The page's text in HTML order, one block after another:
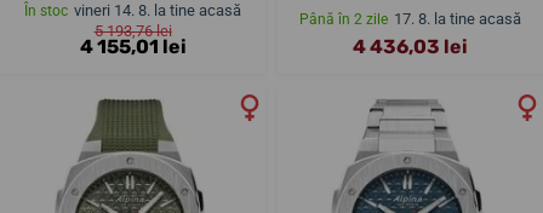
În stoc vineri 14. 8. la tine acasă
5 193,76 lei
4 155,01 lei
Până în 2 zile 17. 8. la tine acasă
4 436,03 lei